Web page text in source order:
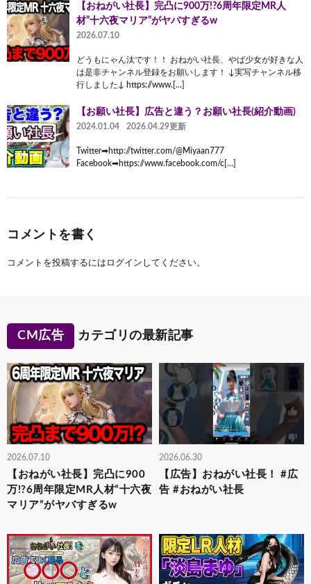
【おねがい社長】完凸に900万!?6周年限定MR人
材”十六夜マリア”がヤバすぎるw
2026.07.10
どうもにゃん汰です！！ おねがい社長、やば少女が好きな人
は是非チャンネル登録をお願いします！ ↓実写チャンネル移
行しました↓ https://www.[…]
【お願い社長】広告と違う？お願い社長(紹介動画)
2024.01.04 2026.04.29更新
Twitter➡︎http://twitter.com/@Miyaan777
Facebook➡︎https://www.facebook.com/c[…]
コメントを書く
コメントを投稿するには ログイン してください。
CM広告 カテゴリの最新記事
2026.07.10
【おねがい社長】完凸に900
万!?6周年限定MR人材”十六夜
マリア”がヤバすぎるw
2026.06.30
【広告】おねがい社長！ #広
告 #おねがい社長